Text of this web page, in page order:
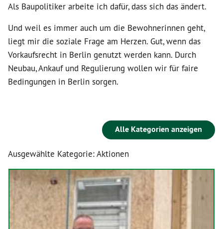
Als Baupolitiker arbeite ich dafür, dass sich das ändert.
Und weil es immer auch um die Bewohnerinnen geht,
liegt mir die soziale Frage am Herzen. Gut, wenn das
Vorkaufsrecht in Berlin genutzt werden kann. Durch
Neubau, Ankauf und Regulierung wollen wir für faire
Bedingungen in Berlin sorgen.
Alle Kategorien anzeigen
Ausgewählte Kategorie: Aktionen